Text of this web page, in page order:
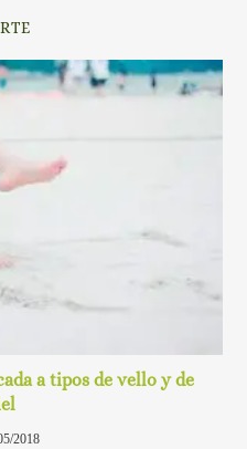
a tipos de vello y de
2018